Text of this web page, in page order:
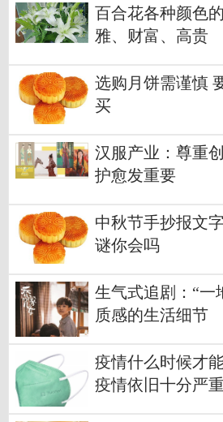
百合花各种颜色
雅、财富、高贵
选购月饼需谨慎
买
汉服产业：尊重
护愈发重要
中秋节手抄报文
谜你会吗
生气式追剧：“一
质感的生活细节
疫情什么时候才
疫情依旧十分严重